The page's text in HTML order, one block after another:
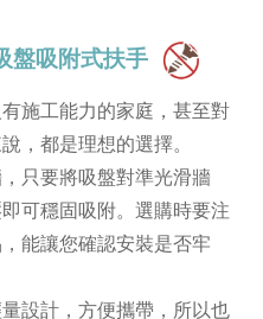
盤吸附式扶手
工能力的家庭，甚至對
，都是理想的選擇。
只要將吸盤對準光滑牆
可穩固吸附。選購時要注
能讓您確認安裝是否牢
計，方便攜帶，所以也